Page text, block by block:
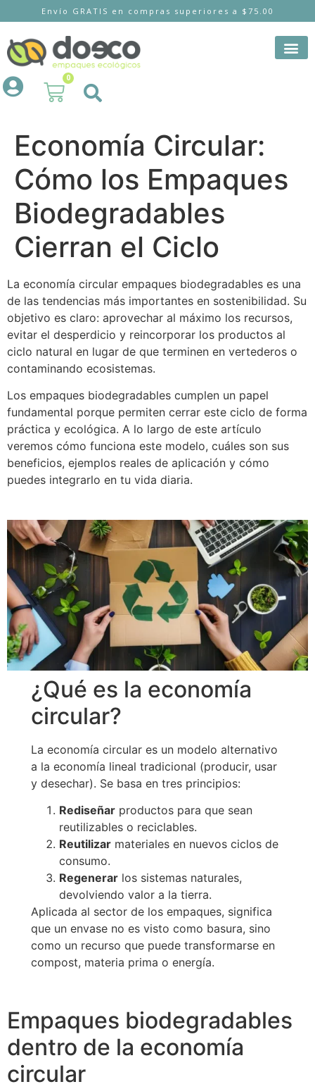
Envío GRATIS en compras superiores a $75.00
0
Economía Circular:
Cómo los Empaques
Biodegradables
Cierran el Ciclo
La economía circular empaques biodegradables es una
de las tendencias más importantes en sostenibilidad. Su
objetivo es claro: aprovechar al máximo los recursos,
evitar el desperdicio y reincorporar los productos al
ciclo natural en lugar de que terminen en vertederos o
contaminando ecosistemas.
Los empaques biodegradables cumplen un papel
fundamental porque permiten cerrar este ciclo de forma
práctica y ecológica. A lo largo de este artículo
veremos cómo funciona este modelo, cuáles son sus
beneficios, ejemplos reales de aplicación y cómo
puedes integrarlo en tu vida diaria.
¿Qué es la economía
circular?
La economía circular es un modelo alternativo
a la economía lineal tradicional (producir, usar
y desechar). Se basa en tres principios:
Rediseñar productos para que sean
reutilizables o reciclables.
Reutilizar materiales en nuevos ciclos de
consumo.
Regenerar los sistemas naturales,
devolviendo valor a la tierra.
Aplicada al sector de los empaques, significa
que un envase no es visto como basura, sino
como un recurso que puede transformarse en
compost, materia prima o energía.
Empaques biodegradables
dentro de la economía
circular